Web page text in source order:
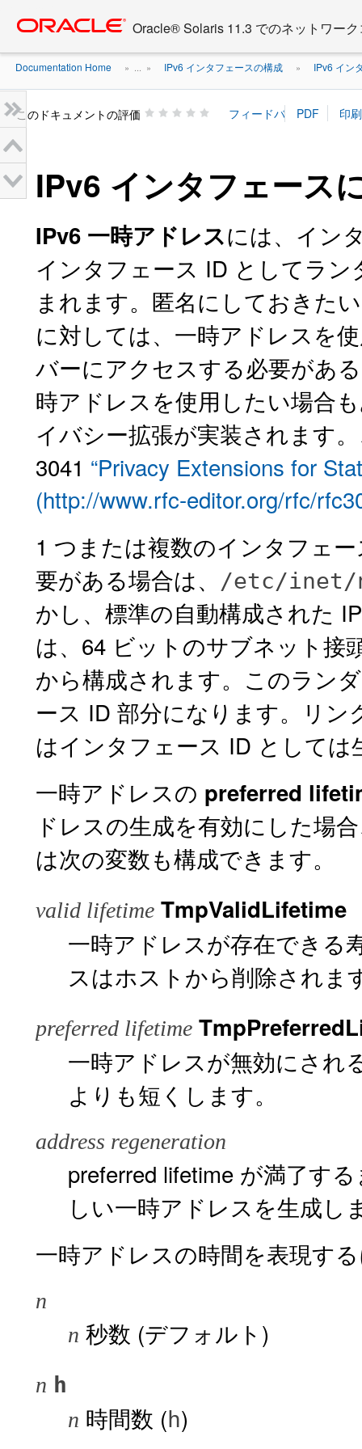
content
Oracle® Solaris 11.3 でのネットワー
Documentation Home » ... » IPv6 インタフェースの構成 » IPv6 イン
このドキュメントの評価
IPv6 インタフェース
IPv6 一時アドレスには、イン
インタフェース ID としてラ
まれます。匿名にしておきた
に対しては、一時アドレスを
バーにアクセスする必要があ
時アドレスを使用したい場合
イバシー拡張が実装されます
3041 “Privacy Extensions for
(http://www.rfc-editor.org/rfc/
1 つまたは複数のインタフェ
要がある場合は、
/etc/inet/
かし、標準の自動構成された
は、64 ビットのサブネット接
から構成されます。このラン
ース ID 部分になります。リ
はインタフェース ID としては
一時アドレスの preferred
ドレスの生成を有効にした場
は次の変数も構成できます。
valid lifetime TmpValidLifetime
一時アドレスが存在できる
スはホストから削除されま
preferred lifetime
一時アドレスが無効にされ
よりも短くします。
address regeneration
preferred lifetime が満了す
しい一時アドレスを生成し
一時アドレスの時間を表現す
n
n 秒数 (デフォルト)
n h
n 時間数 (h)